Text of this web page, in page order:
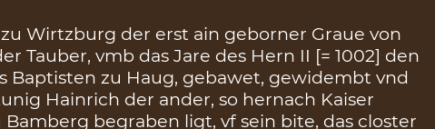
Wirtzburg der erst ain geborner Graue von
Tauber, vmb das Jare des Hern II [= 1002] den
Baptisten zu Haug, gebawet, gewidembt vnd
Hainrich der ander, so hernach Kaiser
begraben ligt, vf sein bite, das closter